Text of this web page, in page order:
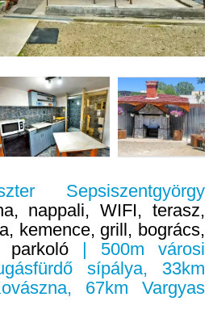
Sepsiszentgyörgy
nappali, WIFI, terasz,
kemence, grill, bogrács,
parkoló | 500m városi
sípálya, 33km
67km Vargyas